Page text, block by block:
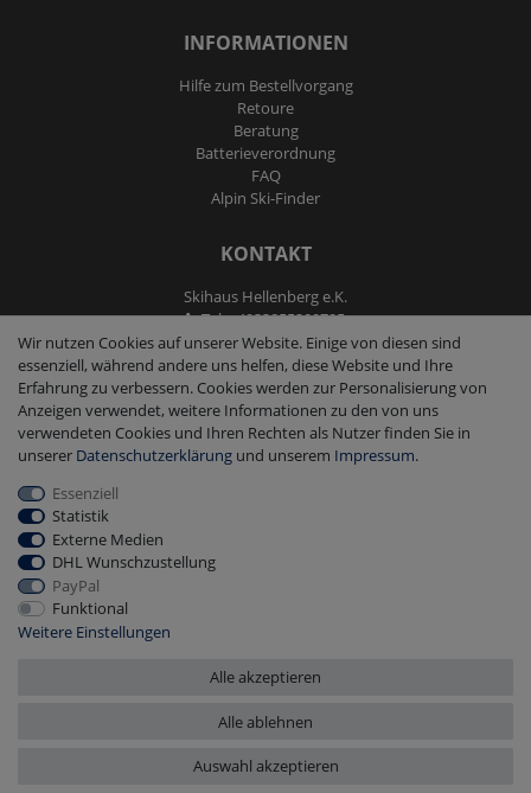
INFORMATIONEN
Hilfe zum Bestellvorgang
Retoure
Beratung
Batterieverordnung
FAQ
Alpin Ski-Finder
KONTAKT
Skihaus Hellenberg e.K.
Tel: +4933855200795
Fax: +4933855200793
kontakt@ski-andmore.de
2026 Skihaus Hellenberg e.K.
*Alle Preise inkl. MwSt., zzgl. Versandkosten
Wir nutzen Cookies auf unserer Website. Einige von diesen sind
essenziell, während andere uns helfen, diese Website und Ihre
Erfahrung zu verbessern. Cookies werden zur Personalisierung von
Anzeigen verwendet, weitere Informationen zu den von uns
verwendeten Cookies und Ihren Rechten als Nutzer finden Sie in
unserer Daten­schutz­erklärung und unserem Impressum.
Essenziell
Statistik
Externe Medien
DHL Wunschzustellung
PayPal
Funktional
Weitere Einstellungen
Alle akzeptieren
Alle ablehnen
Auswahl akzeptieren